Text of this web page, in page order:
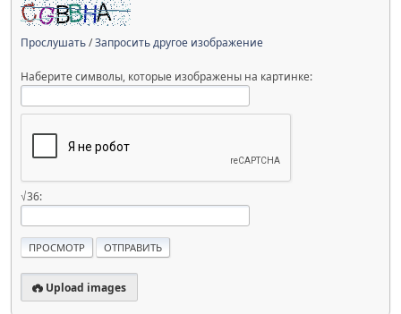
Прослушать/Запросить другое изображение
Наберите символы, которые изображены на картинке:
√36:
Upload images